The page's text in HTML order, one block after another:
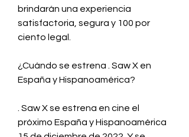
brindarán una experiencia
satisfactoria, segura y 100 por
ciento legal.
¿Cuándo se estrena . Saw X en
España y Hispanoamérica?
. Saw X se estrena en cine el
próximo España y Hispanoamérica